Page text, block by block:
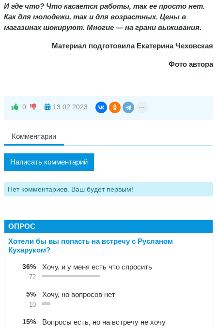
И где что? Что касается работы, так ее просто нет.
Как для молодежи, так и для возрастных. Цены в
магазинах шокируют. Многие — на грани выживания.
Материал подготовила Екатерина Чеховская
Фото автора
0 13.02.2023
Комментарии
Написать комментарий
Нет комментариев. Ваш будет первым!
ОПРОС
Хотели бы вы попасть на встречу с Русланом
Кухаруком?
36%
72
Хочу, и у меня есть что спросить
5%
10
Хочу, но вопросов нет
15% Вопросы есть, но на встречу не хочу